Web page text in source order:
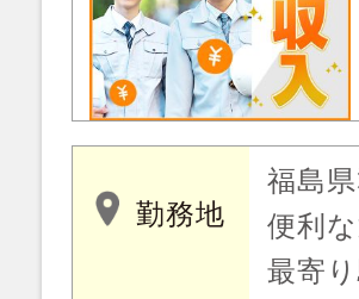
勤務地
福島
便利
最寄